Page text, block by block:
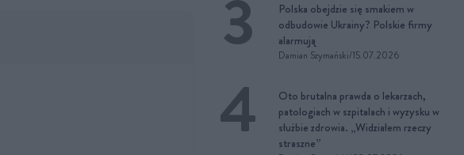
Polska obejdzie się smakiem w
odbudowie Ukrainy? Polskie firmy
alarmują
Damian Szymański/15.07.2026
Oto brutalna prawda o lekarzach,
patologiach w szpitalach i wyzysku w
służbie zdrowia. „Widziałem rzeczy
straszne”